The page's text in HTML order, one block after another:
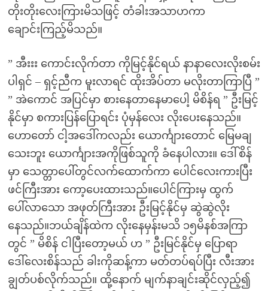
တိုးတိုးလေးကြားမိသဖြင့် တံခါးအသာဟကာ
ချောင်းကြည့်မိသည်။
” အီးးး ကောင်းလိုက်တာ ကိုမြင့်နိုင်ရယ် နာနာလေးလိုးစမ်း
ပါရှင် – ရှင့်ညီက မူးလာရင် ထိုးအိပ်တာ မလိုးတာကြာပြီ ”
” အဲကောင် အပြင်မှာ စားနေတာနေမာပေါ့ မိစိန်ရ ” ဦးမြင့်
နိုင်မှာ စကားပြန်ပြောရင်း ပုံမှန်လေး လိုးပေးနေသည်။
ဟောတော် ငါ့အဒေါ်ကလည်း ယောင်္ကျားတောင် မြေမချ
သေးဘူး ယောင်္ကျားအကိုဖြစ်သူကို ခံနေပါလား။ ဒေါ်စိန်
မှာ သေတ္တာပေါ်တွင်လက်ထောက်ကာ ပေါင်လေးကားပြီး
ဖင်ကြီးအား ကော့ပေးထားသည်။ပေါင်ကြားမှ ထွက်
ပေါ်လာသော အဖုတ်ကြီးအား ဦးမြင့်နိုင်မှ ဆွဲဆွဲလိုး
နေသည်။ဘယ်ချိန်ထဲက လိုးနေမှန်းမသိ ၁၅မိနစ်အကြာ
တွင် ” မိစိန် ငါပြီးတော့မယ် ဟ ” ဦးမြင်နိုင်မှ ပြောရာ
ဒေါ်လေးစိန်သည် ခါးကိုဆန့်ကာ မတ်တပ်ရပ်ပြီး လီးအား
ချွတ်ပစ်လိုက်သည်။ ထို့နောက် မျက်နာချင်းဆိုင်လှည့်၍